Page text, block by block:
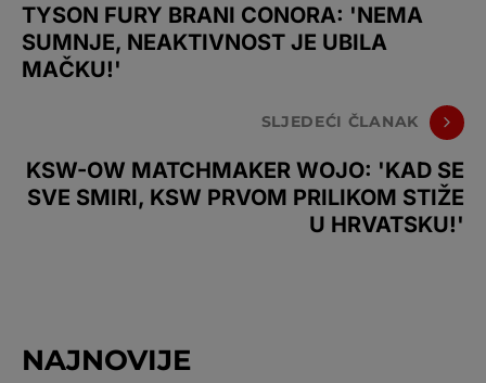
TYSON FURY BRANI CONORA: 'NEMA
SUMNJE, NEAKTIVNOST JE UBILA
MAČKU!'
SLJEDEĆI ČLANAK
KSW-OW MATCHMAKER WOJO: 'KAD SE
SVE SMIRI, KSW PRVOM PRILIKOM STIŽE
U HRVATSKU!'
NAJNOVIJE